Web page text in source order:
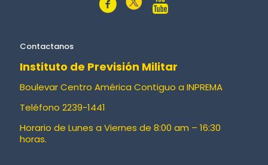
Contactanos
Instituto de Previsión Militar
Boulevar Centro América Contiguo a INPREMA
Teléfono 2239-1441
Horario de Lunes a Viernes de 8:00 am – 16:30
horas.